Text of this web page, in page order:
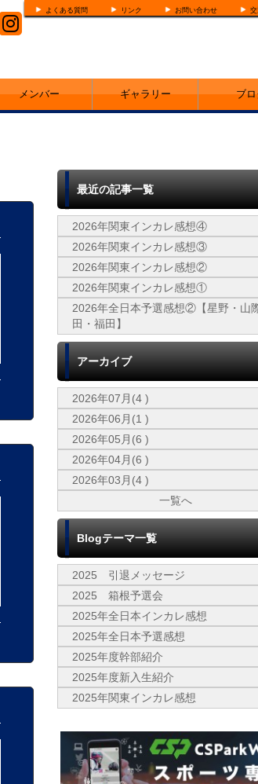
よくある質問 リンク お問い合わせ
メンバー ギャラリー ブロ
最近の記事一覧
2026年関東インカレ感想④
2026年関東インカレ感想③
2026年関東インカレ感想②
2026年関東インカレ感想①
2026年全日本予選感想②【星野・山
田・福田】
アーカイブ
2026年07月(4 )
2026年06月(1 )
2026年05月(6 )
2026年04月(6 )
2026年03月(4 )
一覧へ
Blogテーマ一覧
2025 引退メッセージ
2025 箱根予選会
2025年全日本インカレ感想
2025年全日本予選感想
2025年度幹部紹介
2025年度新入生紹介
2025年関東インカレ感想